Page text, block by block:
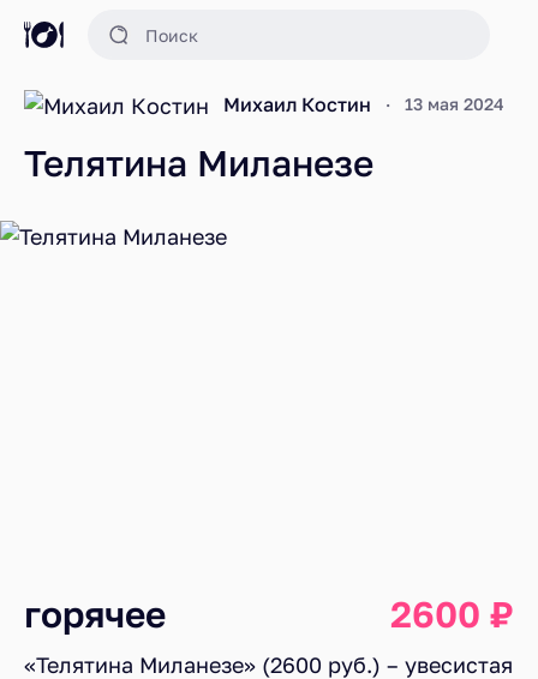
Михаил Костин 13 мая 2024
Телятина Миланезе
горячее 2600 ₽
«Телятина Миланезе» (2600 руб.) – увесистая